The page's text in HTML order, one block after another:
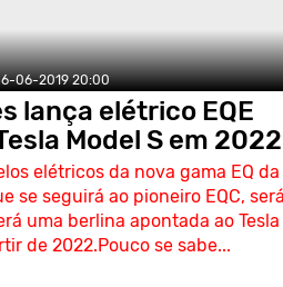
06-2019 20:00
lança elétrico EQE
Model S em 2022
elétricos da nova gama EQ da
se seguirá ao pioneiro EQC,
uma berlina apontada ao Tesla
de 2022.Pouco se sabe...